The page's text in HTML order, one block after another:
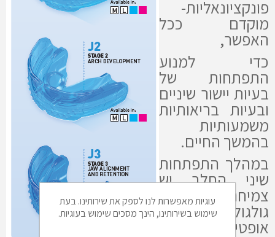
פונקציונאליות-
מוקדם ככל
האפשר,
כדי למנוע
התפתחות של
בעיות יישור שיניים
ובעיות בריאותיות
משמעותיות
בהמשך החיים.
במהלך התפתחות
שיני החלב יש
צמיחה והתפתחות
גולגולתית
אופטימלית מה
עוגיות מאפשרות לנו לספק את שירותינו. בעת
שימוש בשירותינו, הינך מסכים שימוש בעוגיות.